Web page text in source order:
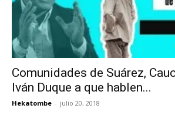
Comunidades de Suárez,
Iván Duque a que hablen...
Hekatombe - julio 20, 2018